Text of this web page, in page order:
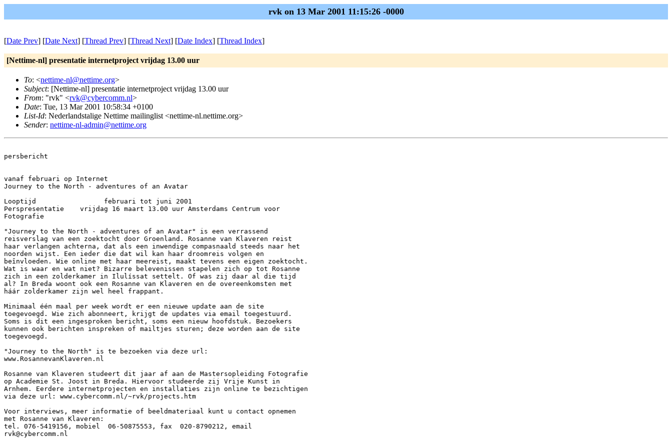
rvk on 13 Mar 2001 11:15:26 -0000
[Date Prev] [Date Next] [Thread Prev] [Thread Next] [Date Index] [Thread Index]
[Nettime-nl] presentatie internetproject vrijdag 13.00 uur
To: <nettime-nl@nettime.org>
Subject: [Nettime-nl] presentatie internetproject vrijdag 13.00 uur
From: "rvk" <rvk@cybercomm.nl>
Date: Tue, 13 Mar 2001 10:58:34 +0100
List-Id: Nederlandstalige Nettime mailinglist <nettime-nl.nettime.org>
Sender: nettime-nl-admin@nettime.org
persbericht
vanaf februari op Internet
Journey to the North - adventures of an Avatar
Looptijd                 februari tot juni 2001
Perspresentatie    vrijdag 16 maart 13.00 uur Amsterdams Centrum voor
Fotografie
"Journey to the North - adventures of an Avatar" is een verrassend
reisverslag van een zoektocht door Groenland. Rosanne van Klaveren reist
haar verlangen achterna, dat als een inwendige compasnaald steeds naar het
noorden wijst. Een ieder die dat wil kan haar droomreis volgen en
beīnvloeden. Wie online met haar meereist, maakt tevens een eigen zoektocht.
Wat is waar en wat niet? Bizarre belevenissen stapelen zich op tot Rosanne
zich in een zolderkamer in Ilulíssat settelt. Of was zij daar al die tijd
al? In Breda woont ook een Rosanne van Klaveren en de overeenkomsten met
háár zolderkamer zijn wel heel frappant.
Minimaal één maal per week wordt er een nieuwe update aan de site
toegevoegd. Wie zich abonneert, krijgt de updates via email toegestuurd.
Soms is dit een ingesproken bericht, soms een nieuw hoofdstuk. Bezoekers
kunnen ook berichten inspreken of mailtjes sturen; deze worden aan de site
toegevoegd.
"Journey to the North" is te bezoeken via deze url:
www.RosannevanKlaveren.nl
Rosanne van Klaveren studeert dit jaar af aan de Mastersopleiding Fotografie
op Academie St. Joost in Breda. Hiervoor studeerde zij Vrije Kunst in
Arnhem. Eerdere internetprojecten en installaties zijn online te bezichtigen
via deze url: www.cybercomm.nl/~rvk/projects.htm
Voor interviews, meer informatie of beeldmateriaal kunt u contact opnemen
met Rosanne van Klaveren:
tel. 076-5419156, mobiel  06-50875553, fax  020-8790212, email
rvk@cybercomm.nl